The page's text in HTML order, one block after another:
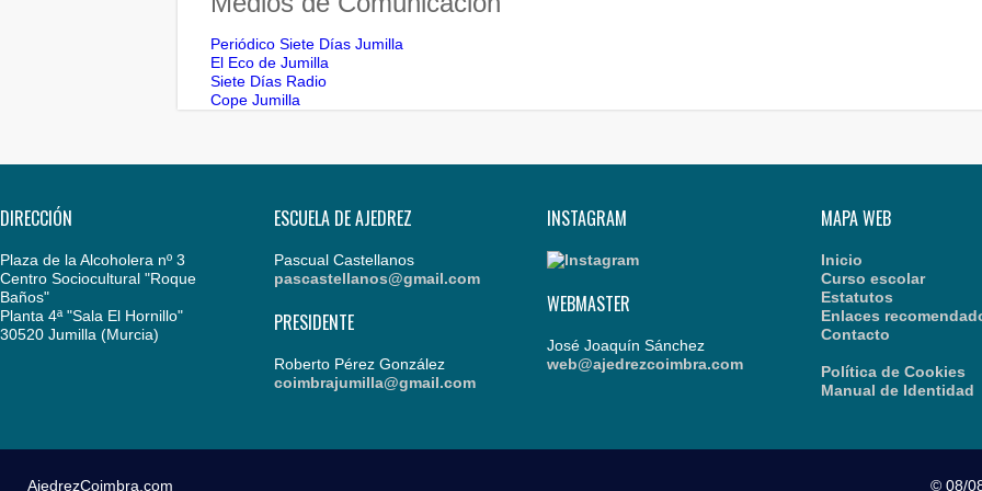
Periódico Siete Días Jumilla
El Eco de Jumilla
Siete Días Radio
Cope Jumilla
DIRECCIÓN
Plaza de la Alcoholera nº 3
Centro Sociocultural "Roque
Baños"
Planta 4ª "Sala El Hornillo"
30520 Jumilla (Murcia)
ESCUELA DE AJEDREZ
Pascual Castellanos
pascastellanos@gmail.com
PRESIDENTE
Roberto Pérez González
coimbrajumilla@gmail.com
INSTAGRAM
WEBMASTER
José Joaquín Sánchez
web@ajedrezcoimbra.com
MAPA WEB
Inicio
Curso escolar
Estatutos
Enlaces
Contacto
Política de Cookies
Manual de Identidad
AjedrezCoimbra.com © 08/